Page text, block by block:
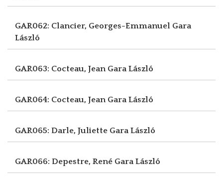
GAR062: Clancier, Georges-Emmanuel Gara
László
GAR063: Cocteau, Jean Gara László
GAR064: Cocteau, Jean Gara László
GAR065: Darle, Juliette Gara László
GAR066: Depestre, René Gara László